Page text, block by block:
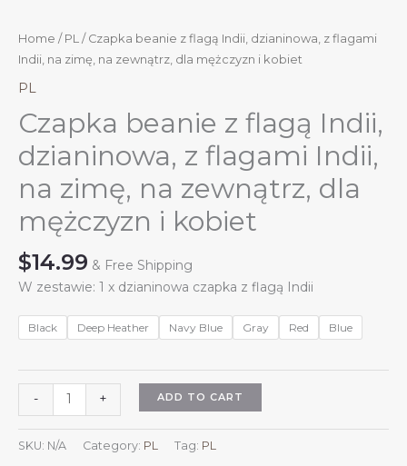
Home / PL / Czapka beanie z flagą Indii, dzianinowa, z flagami
Indii, na zimę, na zewnątrz, dla mężczyzn i kobiet
PL
Czapka beanie z flagą Indii,
dzianinowa, z flagami Indii,
na zimę, na zewnątrz, dla
mężczyzn i kobiet
$14.99 & Free Shipping
W zestawie: 1 x dzianinowa czapka z flagą Indii
Black Deep Heather Navy Blue Gray Red Blue
-
beanie
z
flagą
+ ADD TO CART
SKU: N/A Category: PL Tag: PL